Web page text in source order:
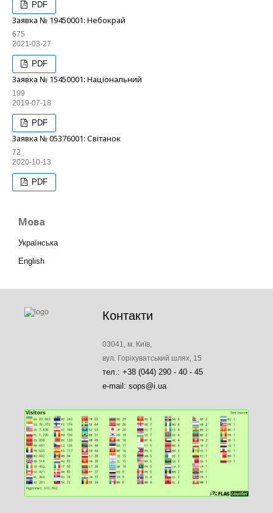
PDF
Заявка № 19450001: Небокрай
675
2021-03-27
PDF
Заявка № 15450001: Національний
199
2019-07-18
PDF
Заявка № 05376001: Світанок
72
2020-10-13
PDF
Мова
Українська
English
Контакти
03041, м. Київ,
вул. Горіхуватський шлях, 15
тел.: +38 (044) 290 - 40 - 45
e-mail: sops@i.ua